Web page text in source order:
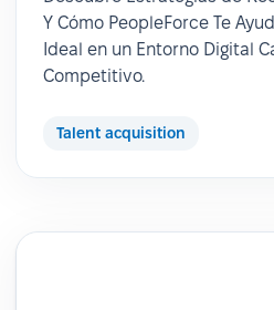
Y Cómo PeopleForce Te
Ideal en un Entorno Digital
Competitivo.
Talent acquisition